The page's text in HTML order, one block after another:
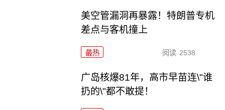
美空管漏洞再暴露！特朗普专机
差点与客机撞上
最热 阅读 2538
广岛核爆81年，高市早苗连\"谁
扔的\"都不敢提！